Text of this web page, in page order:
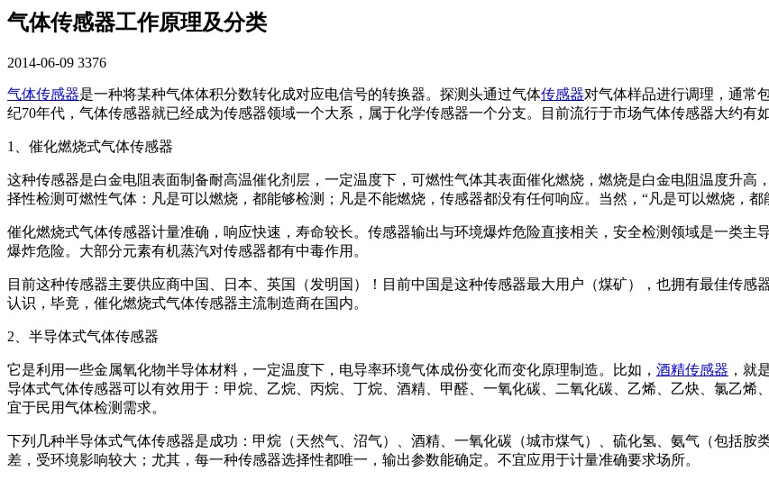
气体传感器工作原理及分类
2014-06-09 3376
气体传感器是一种将某种气体体积分数转化成对应电信号的转换器。探测头通过气体传感器对气体样品进行调理，通常
纪70年代，气体传感器就已经成为传感器领域一个大系，属于化学传感器一个分支。目前流行于市场气体传感器大约有
1、催化燃烧式气体传感器
这种传感器是白金电阻表面制备耐高温催化剂层，一定温度下，可燃性气体其表面催化燃烧，燃烧是白金电阻温度升
择性检测可燃性气体：凡是可以燃烧，都能够检测；凡是不能燃烧，传感器都没有任何响应。当然，“凡是可以燃烧，
催化燃烧式气体传感器计量准确，响应快速，寿命较长。传感器输出与环境爆炸危险直接相关，安全检测领域是一类
爆炸危险。大部分元素有机蒸汽对传感器都有中毒作用。
目前这种传感器主要供应商中国、日本、英国（发明国）！目前中国是这种传感器最大用户（煤矿），也拥有最佳传
认识，毕竟，催化燃烧式气体传感器主流制造商在国内。
2、半导体式气体传感器
它是利用一些金属氧化物半导体材料，一定温度下，电导率环境气体成份变化而变化原理制造。比如， 酒精传感器 ，就
导体式气体传感器可以有效用于：甲烷、乙烷、丙烷、丁烷、酒精、甲醛、一氧化碳、二氧化碳、乙烯、乙炔、氯乙
宜于民用气体检测需求。
下列几种半导体式气体传感器是成功：甲烷（天然气、沼气）、酒精、一氧化碳（城市煤气）、硫化氢、氨气（包括
差，受环境影响较大；尤其，每一种传感器选择性都唯一，输出参数能确定。不宜应用于计量准确要求场所。